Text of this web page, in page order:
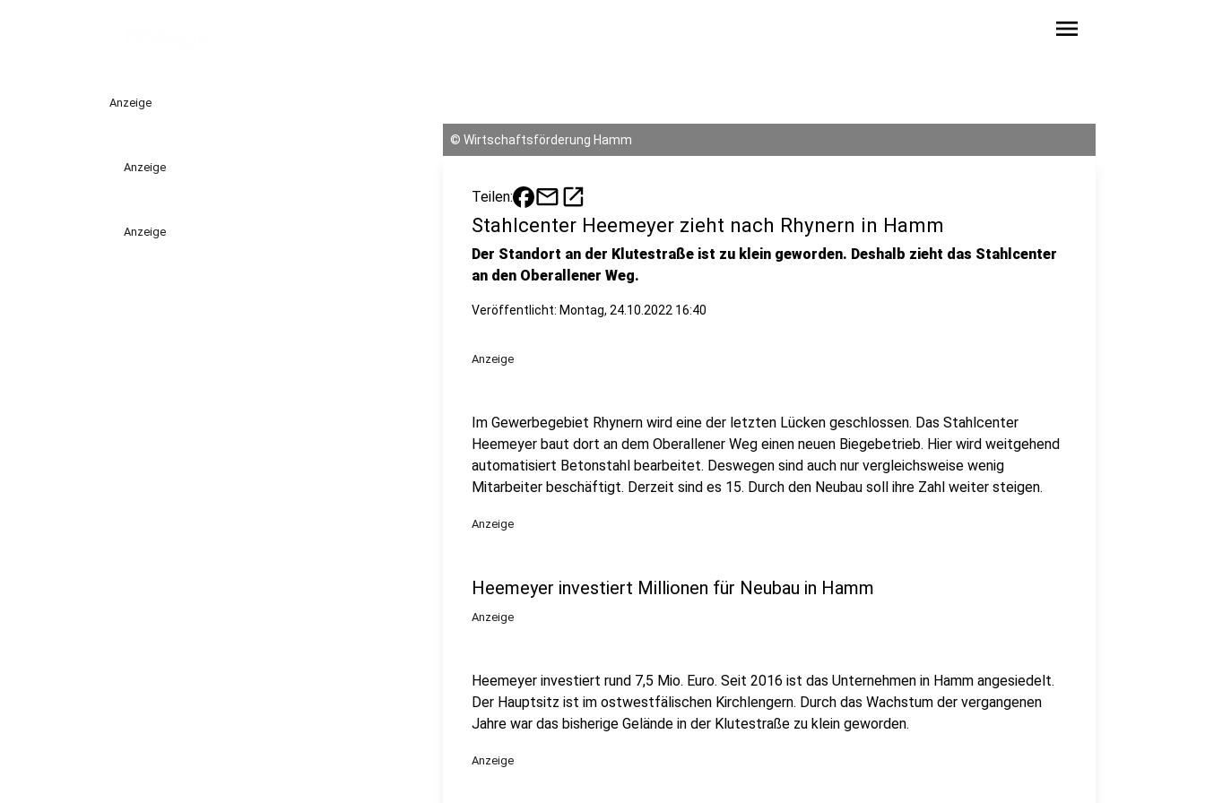
menu
Anzeige
Anzeige
Anzeige
© Wirtschaftsförderung Hamm
Teilen: mailopen_in_new
Stahlcenter Heemeyer zieht nach Rhynern in Hamm
Der Standort an der Klutestraße ist zu klein geworden. Deshalb zieht das Stahlcenter
an den Oberallener Weg.
Veröffentlicht: Montag, 24.10.2022 16:40
Anzeige
Im Gewerbegebiet Rhynern wird eine der letzten Lücken geschlossen. Das Stahlcenter
Heemeyer baut dort an dem Oberallener Weg einen neuen Biegebetrieb. Hier wird weitgehend
automatisiert Betonstahl bearbeitet. Deswegen sind auch nur vergleichsweise wenig
Mitarbeiter beschäftigt. Derzeit sind es 15. Durch den Neubau soll ihre Zahl weiter steigen.
Anzeige
Heemeyer investiert Millionen für Neubau in Hamm
Anzeige
Heemeyer investiert rund 7,5 Mio. Euro. Seit 2016 ist das Unternehmen in Hamm angesiedelt.
Der Hauptsitz ist im ostwestfälischen Kirchlengern. Durch das Wachstum der vergangenen
Jahre war das bisherige Gelände in der Klutestraße zu klein geworden.
Anzeige